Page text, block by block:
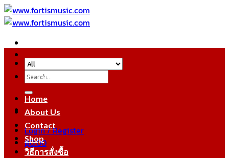
Skip
to
Search
for:
Login / Register
฿0.00
หมวดหมู่สินค้า
Home
About Us
Contact
Shop
วิธีการสั่งซื้อ